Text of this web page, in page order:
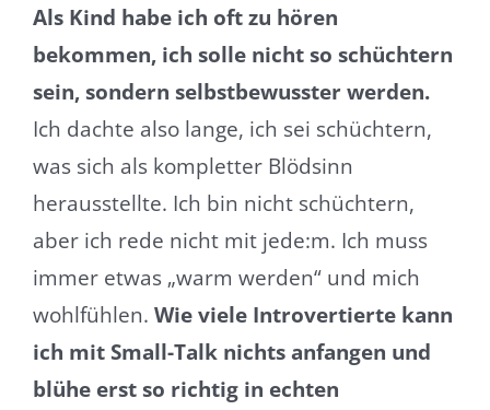
Als Kind habe ich oft zu hören
bekommen, ich solle nicht so schüchtern
sein, sondern selbstbewusster werden.
Ich dachte also lange, ich sei schüchtern,
was sich als kompletter Blödsinn
herausstellte. Ich bin nicht schüchtern,
aber ich rede nicht mit jede:m. Ich muss
immer etwas „warm werden“ und mich
wohlfühlen. Wie viele Introvertierte kann
ich mit Small-Talk nichts anfangen und
blühe erst so richtig in echten